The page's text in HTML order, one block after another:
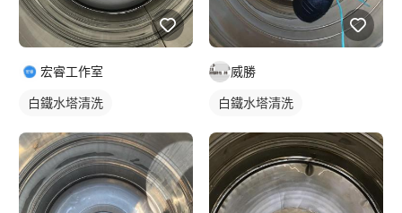
宏睿工作室
白鐵水塔清洗
威勝
白鐵水塔清洗